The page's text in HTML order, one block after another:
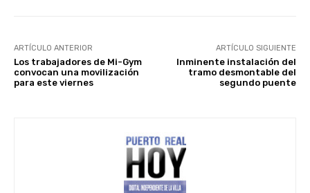
ARTÍCULO ANTERIOR
Los trabajadores de Mi-Gym
convocan una movilización
para este viernes
ARTÍCULO SIGUIENTE
Inminente instalación del
tramo desmontable del
segundo puente